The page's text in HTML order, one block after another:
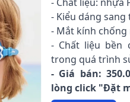
- Kiểu dáng
- Mắt kính
- Chất liệu bền
trong quá trình
- Giá bán:
lòng click "Đặt